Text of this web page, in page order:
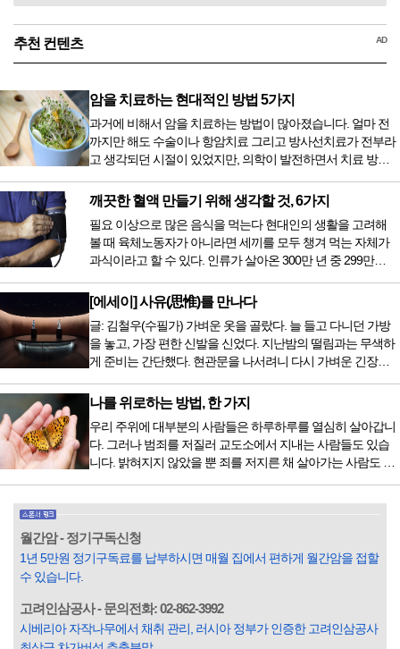
추천 컨텐츠 AD
암을 치료하는 현대적인 방법 5가지
과거에 비해서 암을 치료하는 방법이 많아졌습니다. 얼마 전
까지만 해도 수술이나 항암치료 그리고 방사선치료가 전부라
고 생각되던 시절이 있었지만, 의학이 발전하면서 치료 방법
오면서 암을 치료하는 방법이 하나 더 추가되었습니다. 중입
자 치료를 받기 위해서는 일본이나 독일 등 중입자 치료기가
있는 나라에 가서 힘들게 치료받았지만 얼마 전 국내 도입 후
전립선암 환자를 시작으로 중입자 치료기가 가동되었습니다.
치료 범위가 한정되어 모든 암 환자가 중입자 치료를 받을 수
는 없지만 치료...
깨끗한 혈액 만들기 위해 생각할 것, 6가지
필요 이상으로 많은 음식을 먹는다 현대인의 생활을 고려해
볼 때 육체노동자가 아니라면 세끼를 모두 챙겨 먹는 자체가
과식이라고 할 수 있다. 인류가 살아온 300만 년 중 299만
저녁을 습관적으로 음식을 섭취한다. 게다가 밤늦은 시간까지
음식을 먹거나, 아침에 식욕이 없는데도 ‘아침을 먹어야 하루
가 활기차다’라는 이야기에 사로잡혀 억지로 먹는 경우가 많
다. 식욕이 없다는 느낌은 본능이 보내는 신호다. 즉 먹어도 소
화할 힘이 없다거나 더 이상 먹으면 혈액 안에 잉여물...
[에세이] 사유(思惟)를 만나다
글: 김철우(수필가) 가벼운 옷을 골랐다. 늘 들고 다니던 가방
을 놓고, 가장 편한 신발을 신었다. 지난밤의 떨림과는 무색하
게 준비는 간단했다. 현관문을 나서려니 다시 가벼운 긴장감
막이 열리기 전. 그 특유의 무대 냄새를 맡았을 때의 긴장감 같
은 것이었다. 두 금동 미륵 반가사유상을 만나러 가는 길은 그
렇게 시작됐다. 두 반가사유상을 알게 된 것은 몇 해 전이었다.
잡지의 발행인으로 독자에게 선보일 좋은 콘텐츠를 고민하던
중 우리 문화재를 하나씩 소개하고자...
나를 위로하는 방법, 한 가지
우리 주위에 대부분의 사람들은 하루하루를 열심히 살아갑니
다. 그러나 범죄를 저질러 교도소에서 지내는 사람들도 있습
니다. 밝혀지지 않았을 뿐 죄를 저지른 채 살아가는 사람도 있
입힌다는 것입니다. 미꾸라지 한 마리가 시냇물을 흐린다는
옛말이 그저 허투루 생기지는 않은 듯합니다. 대부분의 사람
들은 열심히 살아갑니다. 그렇다고 97%의 사람들이 모두 착
월간암 - 정기구독신청
1년 5만원 정기구독료를 납부하시면 매월 집에서 편하게 월간암을 접할
수 있습니다.
고려인삼공사 - 문의전화: 02-862-3992
시베리아 자작나무에서 채취 관리, 러시아 정부가 인증한 고려인삼공사